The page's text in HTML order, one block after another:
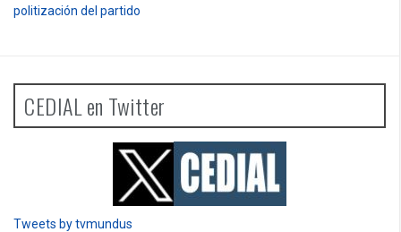
politización del partido
CEDIAL en Twitter
Tweets by tvmundus